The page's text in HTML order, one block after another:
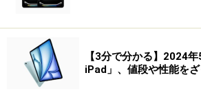
【3分で分かる】2024
iPad」、値段や性能を